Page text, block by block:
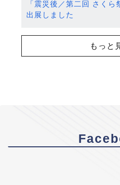
「震災後／第二回 さくら
出展しました
もっと